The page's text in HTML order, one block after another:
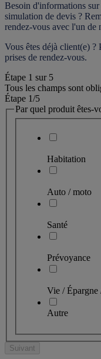
Besoin d'informations
simulation de devis ?
rendez-vous avec l'un de
Vous êtes déjà client(e)
prises de rendez-vous.
Étape 1 sur 5
Tous les champs sont
Étape 1/5
Par quel produit êtes-
Habitation
Auto / moto
Santé
Prévoyance
Vie / Épargne
Autre
Suivant